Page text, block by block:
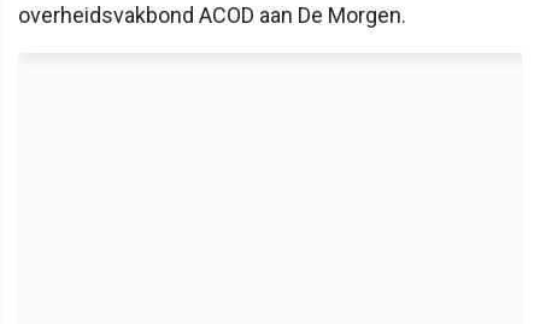
overheidsvakbond ACOD aan De Morgen.